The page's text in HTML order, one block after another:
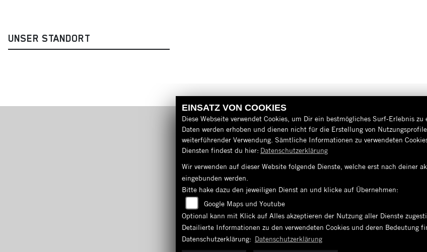
UNSER STANDORT
AGB
IMPRESSUM
DISCLAIMER
EINSATZ VON COOKIES
Diese Webseite verwendet Cookies, um Dir ein bestmögliches Surf-Erlebnis zu
Daten werden erhoben und dienen nicht für die Erstellung von
weiterführender Verwendung. Sämtliche Informationen zu verwendeten
Diensten findest du hier: Datenschutzerklärung
Wir verwenden auf dieser Website folgende Dienste, welche erst nach deiner
eingebunden werden.
Bitte hake dazu den jeweiligen Dienst an und klicke auf Übernehmen:
Google Maps und Youtube
Optional kann mit Klick auf Alles akzeptieren der Nutzung aller Dienste
Detailierte Informationen zu den verwendeten Cookies und deren Bedeutung
Datenschutzerklärung: Datenschutzerklärung